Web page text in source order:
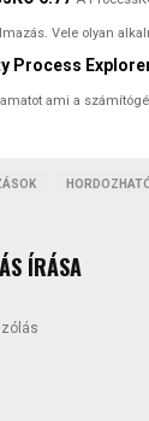
Vele olyan
Process
ami a
ÍRÁSA